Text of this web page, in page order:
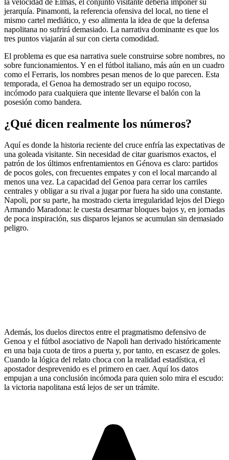
jerarquía. Pinamonti, la referencia ofensiva del local, no tiene el
mismo cartel mediático, y eso alimenta la idea de que la defensa
napolitana no sufrirá demasiado. La narrativa dominante es que los
tres puntos viajarán al sur con cierta comodidad.
El problema es que esa narrativa suele construirse sobre nombres, no
sobre funcionamientos. Y en el fútbol italiano, más aún en un cuadro
como el Ferraris, los nombres pesan menos de lo que parecen. Esta
temporada, el Genoa ha demostrado ser un equipo rocoso,
incómodo para cualquiera que intente llevarse el balón con la
posesión como bandera.
¿Qué dicen realmente los números?
Aquí es donde la historia reciente del cruce enfría las expectativas de
una goleada visitante. Sin necesidad de citar guarismos exactos, el
patrón de los últimos enfrentamientos en Génova es claro: partidos
de pocos goles, con frecuentes empates y con el local marcando al
menos una vez. La capacidad del Genoa para cerrar los carriles
centrales y obligar a su rival a jugar por fuera ha sido una constante.
Napoli, por su parte, ha mostrado cierta irregularidad lejos del Diego
Armando Maradona: le cuesta desarmar bloques bajos y, en jornadas
de poca inspiración, sus disparos lejanos se acumulan sin demasiado
peligro.
Además, los duelos directos entre el pragmatismo defensivo de
Genoa y el fútbol asociativo de Napoli han derivado históricamente
en una baja cuota de tiros a puerta y, por tanto, en escasez de goles.
Cuando la lógica del relato choca con la realidad estadística, el
apostador desprevenido es el primero en caer. Aquí los datos
empujan a una conclusión incómoda para quien solo mira el escudo:
la victoria napolitana está lejos de ser un trámite.